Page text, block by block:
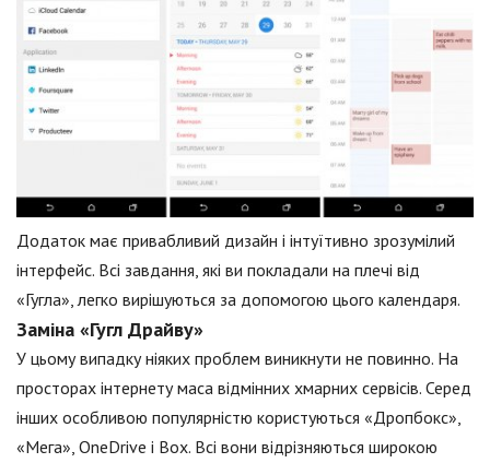
Додаток має привабливий дизайн і інтуїтивно зрозумілий
інтерфейс. Всі завдання, які ви покладали на плечі від
«Гугла», легко вирішуються за допомогою цього календаря.
Заміна «Гугл Драйву»
У цьому випадку ніяких проблем виникнути не повинно. На
просторах інтернету маса відмінних хмарних сервісів. Серед
інших особливою популярністю користуються «Дропбокс»,
«Мега», OneDrive і Box. Всі вони відрізняються широкою